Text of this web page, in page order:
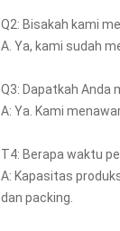
Q2: Bisakah kami
A. Ya, kami sudah
Q3: Dapatkah Anda
A: Ya. Kami
T4: Berapa waktu
A: Kapasitas
dan packing.